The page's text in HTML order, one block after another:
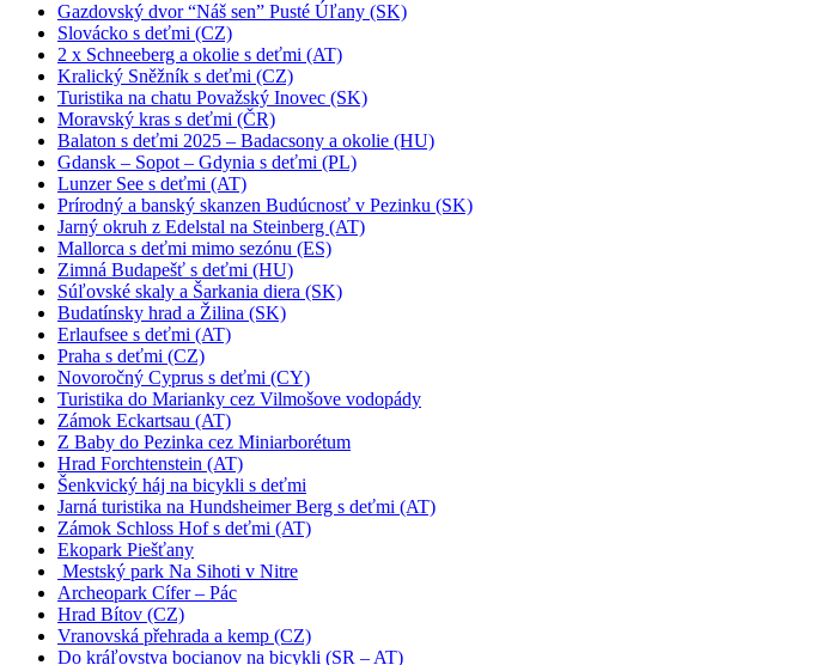
Gazdovský dvor “Náš sen” Pusté Úľany (SK)
Slovácko s deťmi (CZ)
2 x Schneeberg a okolie s deťmi (AT)
Kralický Sněžník s deťmi (CZ)
Turistika na chatu Považský Inovec (SK)
Moravský kras s deťmi (ČR)
Balaton s deťmi 2025 – Badacsony a okolie (HU)
Gdansk – Sopot – Gdynia s deťmi (PL)
Lunzer See s deťmi (AT)
Prírodný a banský skanzen Budúcnosť v Pezinku (SK)
Jarný okruh z Edelstal na Steinberg (AT)
Mallorca s deťmi mimo sezónu (ES)
Zimná Budapešť s deťmi (HU)
Súľovské skaly a Šarkania diera (SK)
Budatínsky hrad a Žilina (SK)
Erlaufsee s deťmi (AT)
Praha s deťmi (CZ)
Novoročný Cyprus s deťmi (CY)
Turistika do Marianky cez Vilmošove vodopády
Zámok Eckartsau (AT)
Z Baby do Pezinka cez Miniarborétum
Hrad Forchtenstein (AT)
Šenkvický háj na bicykli s deťmi
Jarná turistika na Hundsheimer Berg s deťmi (AT)
Zámok Schloss Hof s deťmi (AT)
Ekopark Piešťany
Mestský park Na Sihoti v Nitre
Archeopark Cífer – Pác
Hrad Bítov (CZ)
Vranovská přehrada a kemp (CZ)
Do kráľovstva bocianov na bicykli (SR – AT)